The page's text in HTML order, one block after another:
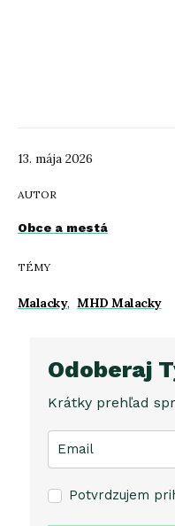
13. mája 2026
AUTOR
Obce a mestá
TÉMY
Malacky, MHD Malacky
Odoberaj
Krátky prehľad
Potvrdzujem